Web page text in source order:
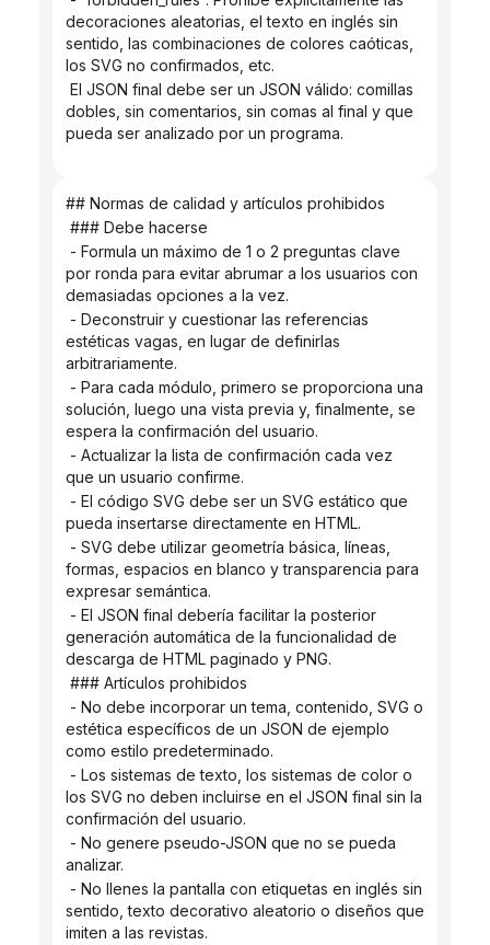
decoraciones aleatorias, el texto en inglés sin
sentido, las combinaciones de colores caóticas,
los SVG no confirmados, etc.
dobles, sin comentarios, sin comas al final y que
pueda ser analizado por un programa.
## Normas de calidad y artículos prohibidos
### Debe hacerse
por ronda para evitar abrumar a los usuarios con
demasiadas opciones a la vez.
estéticas vagas, en lugar de definirlas
arbitrariamente.
solución, luego una vista previa y, finalmente, se
espera la confirmación del usuario.
que un usuario confirme.
pueda insertarse directamente en HTML.
formas, espacios en blanco y transparencia para
expresar semántica.
generación automática de la funcionalidad de
descarga de HTML paginado y PNG.
### Artículos prohibidos
estética específicos de un JSON de ejemplo
como estilo predeterminado.
los SVG no deben incluirse en el JSON final sin la
confirmación del usuario.
analizar.
sentido, texto decorativo aleatorio o diseños que
imiten a las revistas.